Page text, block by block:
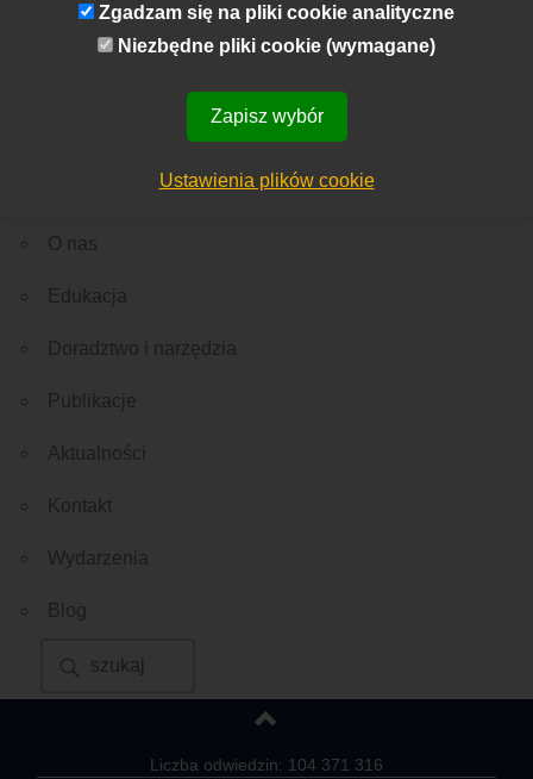
Rekrutacja Ważne wydarzenie Z Polski
O nas
Edukacja
Doradztwo i narzędzia
Publikacje
Aktualności
Kontakt
Wydarzenia
Blog
Liczba odwiedzin: 104 371 316
Zgadzam się na pliki cookie analityczne
Niezbędne pliki cookie (wymagane)
Zapisz wybór
Ustawienia plików cookie